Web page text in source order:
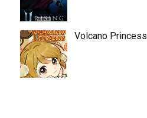
Volcano Princess